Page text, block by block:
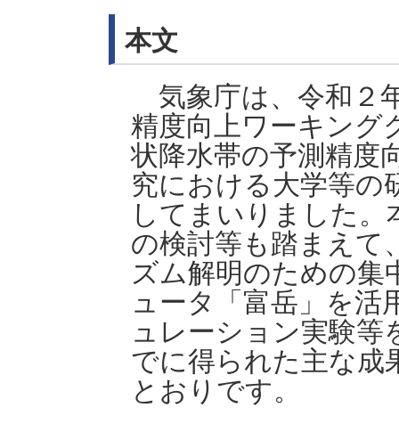
本文
気象庁は、令和２
精度向上ワーキング
状降水帯の予測精度
究における大学等の
してまいりました
の検討等も踏まえて
ズム解明のための集
ュータ「富岳」を活
ュレーション実験等
でに得られた主な成
とおりです。